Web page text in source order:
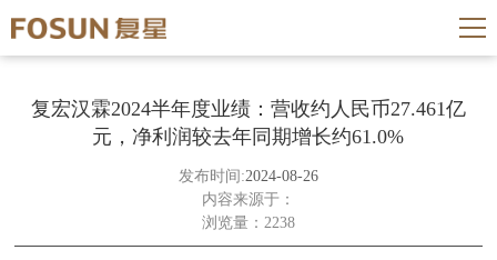
复宏汉霖2024半年度业绩：营收约人民币27.461亿
元，净利润较去年同期增长约61.0%
发布时间:2024-08-26
内容来源于：
浏览量：2238